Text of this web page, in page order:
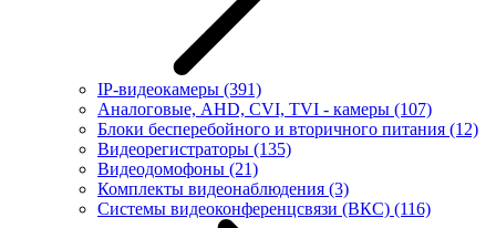
IP-видеокамеры (391)
Аналоговые, AHD, CVI, TVI - камеры (107)
Блоки бесперебойного и вторичного питания (12)
Видеорегистраторы (135)
Видеодомофоны (21)
Комплекты видеонаблюдения (3)
Системы видеоконференцсвязи (ВКС) (116)